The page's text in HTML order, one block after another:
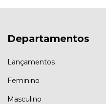
Departamentos
Lançamentos
Feminino
Masculino